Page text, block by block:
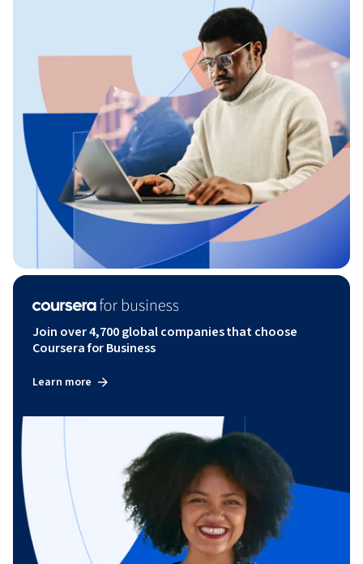
Join over 4,700 global companies that choose
Coursera for Business
Learn more